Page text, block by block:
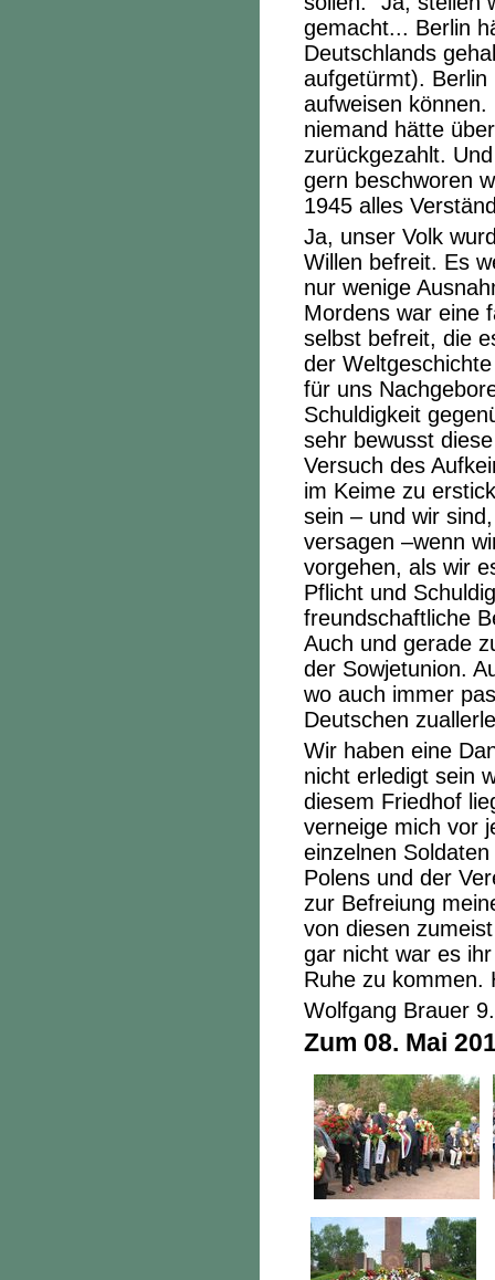
gemacht... Berlin
Deutschlands
aufgetürmt). Berlin
aufweisen
niemand hätte
zurückgezahlt.
gern beschworen
1945 alles
Ja, unser Volk
Willen befreit. Es
nur wenige
Mordens war eine
selbst befreit, die
der
für uns
Schuldigkeit
sehr bewusst
Versuch des
im Keime zu
sein – und wir
versagen –wenn
vorgehen, als wir
Pflicht und
freundschaftliche
Auch und gerade
der Sowjetunion.
wo auch immer
Deutschen
Wir haben eine
nicht erledigt sein
diesem Friedhof
verneige mich vor
einzelnen
Polens und der
zur Befreiung
von diesen
gar nicht war es
Ruhe zu kommen.
Wolfgang Brauer
Zum 08. Mai